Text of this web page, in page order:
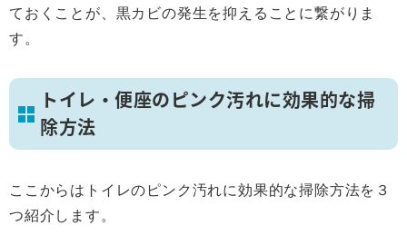
ておくことが、黒カビの発生を抑えることに繋がりま
す。
トイレ・便座のピンク汚れに効果的な掃
除方法
ここからはトイレのピンク汚れに効果的な掃除方法を３
つ紹介します。